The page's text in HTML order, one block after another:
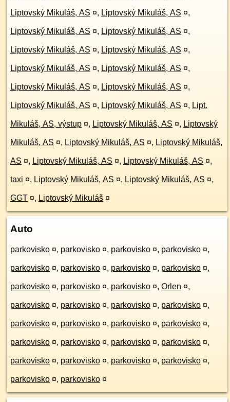
Liptovský Mikuláš, AS ¤, Liptovský Mikuláš, AS ¤,
Liptovský Mikuláš, AS ¤, Liptovský Mikuláš, AS ¤,
Liptovský Mikuláš, AS ¤, Liptovský Mikuláš, AS ¤,
Liptovský Mikuláš, AS ¤, Liptovský Mikuláš, AS ¤,
Liptovský Mikuláš, AS ¤, Liptovský Mikuláš, AS ¤,
Liptovský Mikuláš, AS ¤, Liptovský Mikuláš, AS ¤, Lipt.
Mikuláš, AS, výstup ¤, Liptovský Mikuláš, AS ¤, Liptovský
Mikuláš, AS ¤, Liptovský Mikuláš, AS ¤, Liptovský Mikuláš,
AS ¤, Liptovský Mikuláš, AS ¤, Liptovský Mikuláš, AS ¤,
taxi ¤, Liptovský Mikuláš, AS ¤, Liptovský Mikuláš, AS ¤,
GGT ¤, Liptovský Mikuláš ¤
Auto
parkovisko ¤, parkovisko ¤, parkovisko ¤, parkovisko ¤,
parkovisko ¤, parkovisko ¤, parkovisko ¤, parkovisko ¤,
parkovisko ¤, parkovisko ¤, parkovisko ¤, Orlen ¤,
parkovisko ¤, parkovisko ¤, parkovisko ¤, parkovisko ¤,
parkovisko ¤, parkovisko ¤, parkovisko ¤, parkovisko ¤,
parkovisko ¤, parkovisko ¤, parkovisko ¤, parkovisko ¤,
parkovisko ¤, parkovisko ¤, parkovisko ¤, parkovisko ¤,
parkovisko ¤, parkovisko ¤